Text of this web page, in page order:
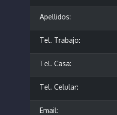
Apellidos:
Tel. Trabajo:
Tel. Casa:
Tel. Celular:
Email: